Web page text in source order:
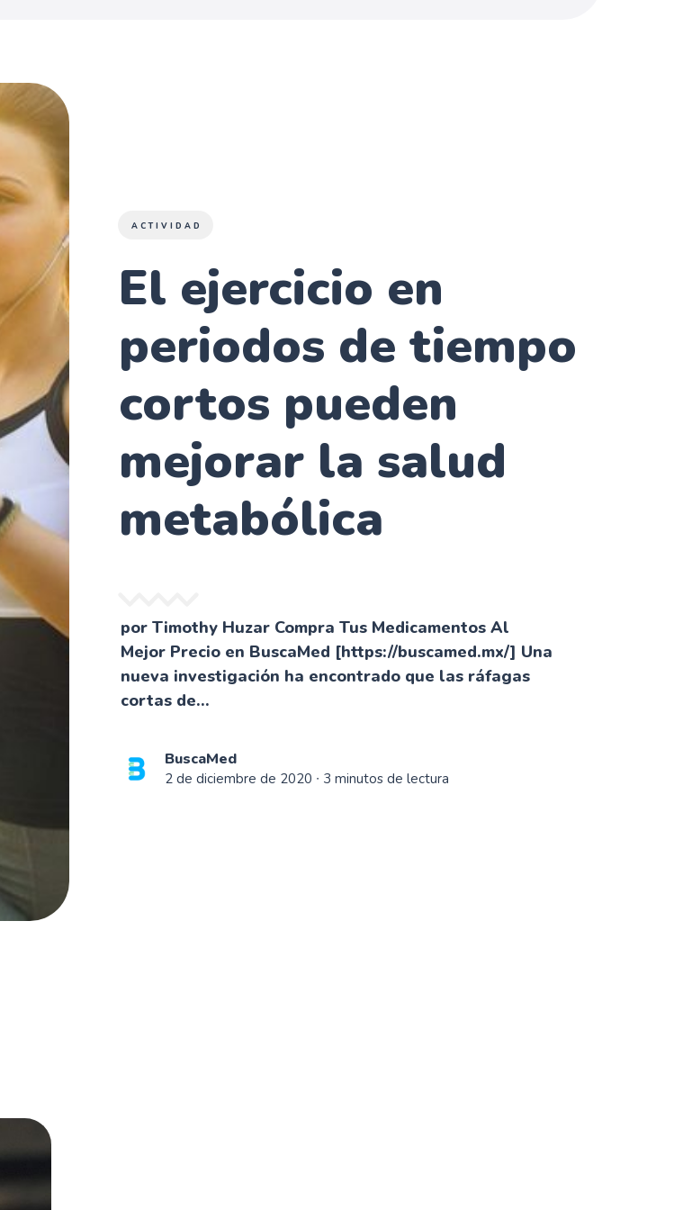
ACTIVIDAD
El ejercicio en
periodos de tiempo
cortos pueden
mejorar la salud
metabólica
por Timothy Huzar Compra Tus Medicamentos Al
Mejor Precio en BuscaMed [https://buscamed.mx/] Una
nueva investigación ha encontrado que las ráfagas
cortas de...
BuscaMed
2 de diciembre de 2020 ∙ 3 minutos de lectura